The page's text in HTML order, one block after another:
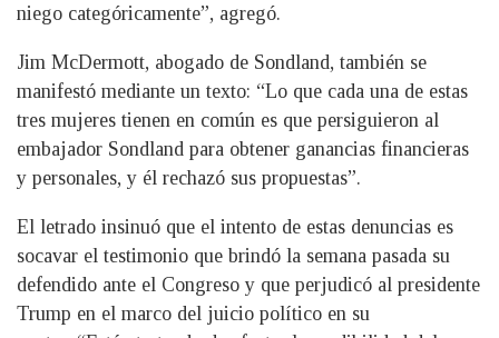
niego categóricamente”, agregó.
Jim McDermott, abogado de Sondland, también se
manifestó mediante un texto: “Lo que cada una de estas
tres mujeres tienen en común es que persiguieron al
embajador Sondland para obtener ganancias financieras
y personales, y él rechazó sus propuestas”.
El letrado insinuó que el intento de estas denuncias es
socavar el testimonio que brindó la semana pasada su
defendido ante el Congreso y que perjudicó al presidente
Trump en el marco del juicio político en su